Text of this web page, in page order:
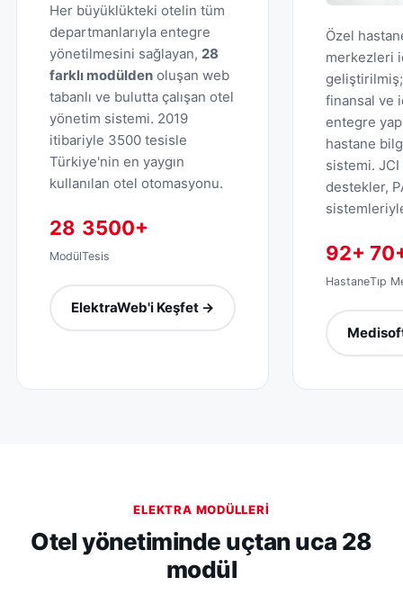
Her büyüklükteki otelin tüm
departmanlarıyla entegre
yönetilmesini sağlayan, 28
farklı modülden oluşan web
tabanlı ve bulutta çalışan otel
yönetim sistemi. 2019
itibariyle 3500 tesisle
Türkiye'nin en yaygın
kullanılan otel otomasyonu.
28
Modül
3500+
Tesis
ElektraWeb'i Keşfet →
Özel
merkezleri
finansal ve
entegre
hastane
sistemi. JCI
destekler,
92+
HastaneTıp
ELEKTRA MODÜLLERI
Otel yönetiminde uçtan uca 28
modül